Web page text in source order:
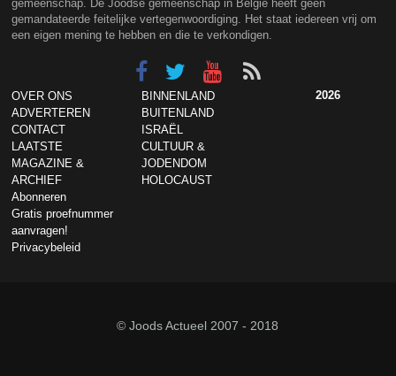
gemeenschap. De Joodse gemeenschap in België heeft geen
gemandateerde feitelijke vertegenwoordiging. Het staat iedereen vrij om
een eigen mening te hebben en die te verkondigen.
OVER ONS
ADVERTEREN
CONTACT
LAATSTE
MAGAZINE &
ARCHIEF
Abonneren
Gratis proefnummer
aanvragen!
Privacybeleid
BINNENLAND
BUITENLAND
ISRAËL
CULTUUR &
JODENDOM
HOLOCAUST
2026
© Joods Actueel 2007 - 2018